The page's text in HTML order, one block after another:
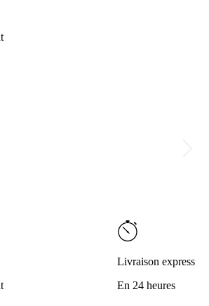
Livraison express
En 24 heures